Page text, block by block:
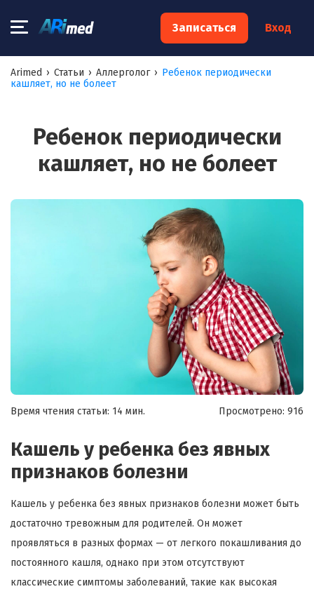
Записаться Вход
Arimed › Статьи › Аллерголог › Ребенок периодически
кашляет, но не болеет
Ребенок периодически
кашляет, но не болеет
Время чтения статьи: 14 мин. Просмотрено: 916
Кашель у ребенка без явных
признаков болезни
Кашель у ребенка без явных признаков болезни может быть
достаточно тревожным для родителей. Он может
проявляться в разных формах — от легкого покашливания до
постоянного кашля, однако при этом отсутствуют
классические симптомы заболеваний, такие как высокая
×
Запишитесь на консультацию к
Ваш телефон:*
обработку моих персональных данных